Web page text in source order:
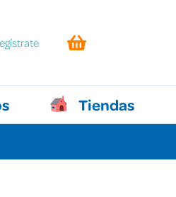
Tiendas